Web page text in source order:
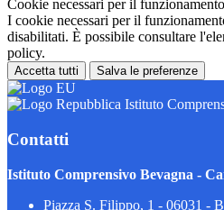
Cookie necessari per il funzionamento
I cookie necessari per il
disabilitati. È possibile consultare
policy.
Accetta tutti Salva le preferenze
Istituto
Contatti
Istituto Comprensivo Bevagna -
Piazza S. Filippo, 1 - 06031 -